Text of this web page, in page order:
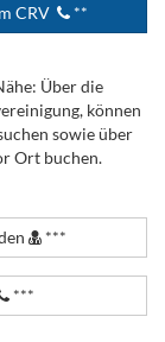
CRV **
Über die
können
sowie über
Ort buchen.
***
***